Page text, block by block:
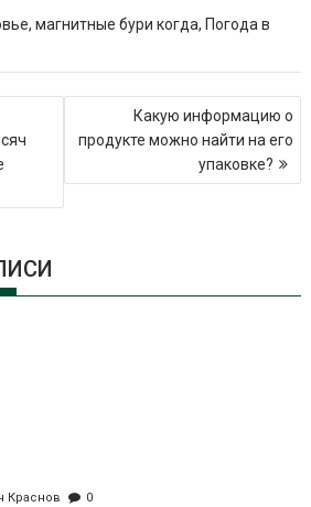
,магнитные бури когда, Погода в
Какую информацию о
продукте можно найти на его
упаковке?
Краснов 0